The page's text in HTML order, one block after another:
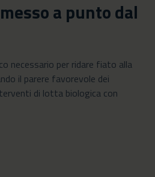
a punto dal
necessario per ridare fiato alla
il parere favorevole dei
di lotta biologica con